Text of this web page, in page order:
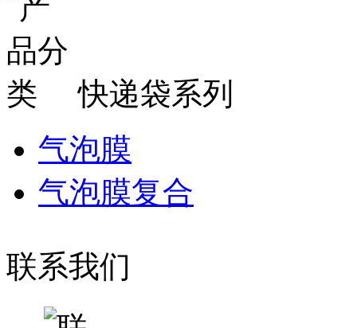
快递袋系列
气泡膜
气泡膜复合
联系我们